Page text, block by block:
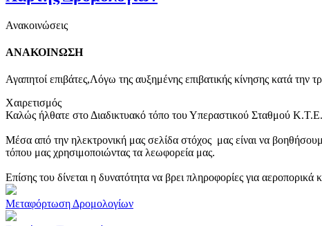
Ανακοινώσεις
ΑΝΑΚΟΙΝΩΣΗ
Αγαπητοί επιβάτες,Λόγω της αυξημένης επιβατικής κίνησης κατά την
Χαιρετισμός
Καλώς ήλθατε στο Διαδικτυακό τόπο του Υπεραστικού Σταθμού
Μέσα από την ηλεκτρονική μας σελίδα στόχος μας είναι να
τόπου μας χρησιμοποιώντας τα λεωφορεία μας.
Επίσης του δίνεται η δυνατότητα να βρει πληροφορίες για
Μεταφόρτωση Δρομολογίων